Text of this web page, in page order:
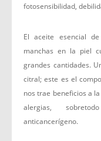
fotosensibilidad,
El aceite esencial
manchas en la piel
grandes cantidades.
citral; este es el
nos trae beneficios a
alergias,
anticancerígeno.